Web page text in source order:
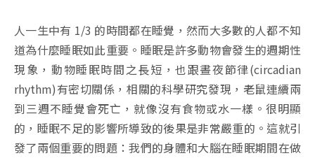
人一生中有 1/3 的時間都在睡覺，然而大多數的人都不知
道為什麼睡眠如此重要。睡眠是許多動物會發生的週期性
現象，動物睡眠時間之長短，也跟晝夜節律(circadian
rhythm)有密切關係，相關的科學研究發現，老鼠連續兩
到三週不睡覺會死亡，就像沒有食物或水一樣。很明顯
的，睡眠不足的影響所導致的後果是非常嚴重的。這就引
發了兩個重要的問題：我們的身體和大腦在睡眠期間在做